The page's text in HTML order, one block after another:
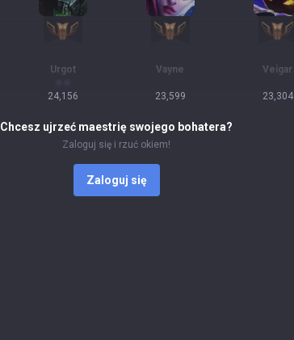
Urgot
24,156
Vayne
23,599
Veigar
23,304
Chcesz ujrzeć maestrię swojego bohatera?
Zaloguj się i rzuć okiem!
Zaloguj się